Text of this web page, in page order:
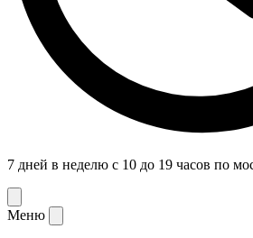
7 дней в неделю с 10 до 19 часов по
Меню